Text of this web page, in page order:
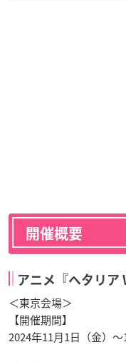
開催概要
アニメ『ヘタリ
＜東京会場＞
【開催期間】
2024年11月1日（金）〜